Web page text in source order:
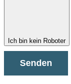
Ich bin kein Roboter
Senden